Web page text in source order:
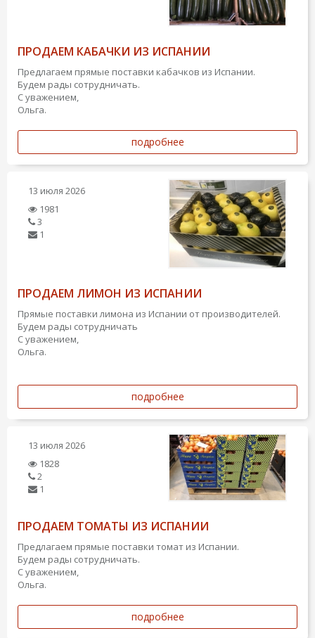
ПРОДАЕМ КАБАЧКИ ИЗ ИСПАНИИ
Предлагаем прямые поставки кабачков из Испании.
Будем рады сотрудничать.
С уважением,
Ольга.
подробнее
13 июля 2026
1981
3
1
ПРОДАЕМ ЛИМОН ИЗ ИСПАНИИ
Прямые поставки лимона из Испании от производителей.
Будем рады сотрудничать
С уважением,
Ольга.
подробнее
13 июля 2026
1828
2
1
ПРОДАЕМ ТОМАТЫ ИЗ ИСПАНИИ
Предлагаем прямые поставки томат из Испании.
Будем рады сотрудничать.
С уважением,
Ольга.
подробнее